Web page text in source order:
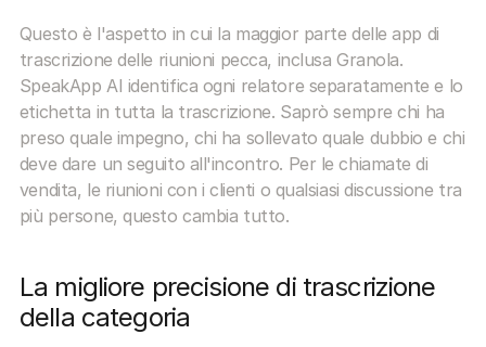
Questo è l'aspetto in cui la maggior parte delle app di
trascrizione delle riunioni pecca, inclusa Granola.
SpeakApp AI identifica ogni relatore separatamente e lo
etichetta in tutta la trascrizione. Saprò sempre chi ha
preso quale impegno, chi ha sollevato quale dubbio e chi
deve dare un seguito all'incontro. Per le chiamate di
vendita, le riunioni con i clienti o qualsiasi discussione tra
più persone, questo cambia tutto.
La migliore precisione di trascrizione
della categoria